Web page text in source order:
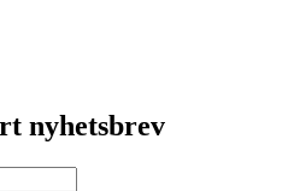
nyhetsbrev